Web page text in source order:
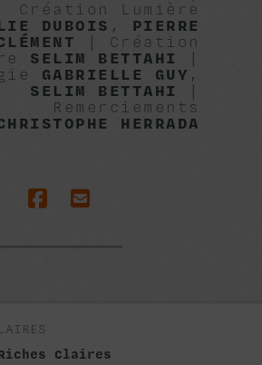
Création Lumière
DUBOIS , PIERRE
| Création
SELIM BETTAHI |
GABRIELLE GUY ,
SELIM BETTAHI |
Remerciements
HERRADA
Claires